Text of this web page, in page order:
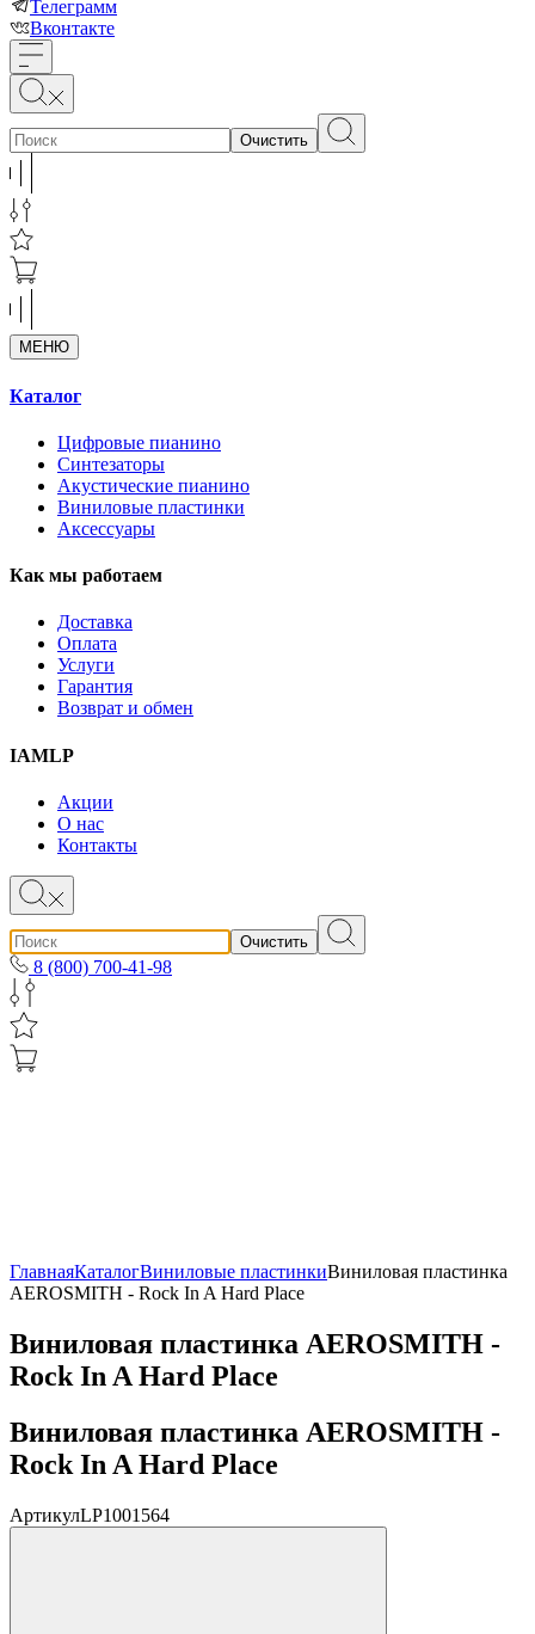
Телеграмм
Вконтакте
Очистить
МЕНЮ
Каталог
Цифровые пианино
Синтезаторы
Акустические пианино
Виниловые пластинки
Аксессуары
Как мы работаем
Доставка
Оплата
Услуги
Гарантия
Возврат и обмен
IAMLP
Акции
О нас
Контакты
Очистить
8 (800) 700-41-98
ГлавнаяКаталогВиниловые пластинкиВиниловая пластинка
AEROSMITH - Rock In A Hard Place
Виниловая пластинка AEROSMITH -
Rock In A Hard Place
Виниловая пластинка AEROSMITH -
Rock In A Hard Place
АртикулLP1001564